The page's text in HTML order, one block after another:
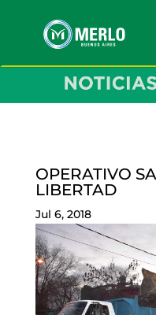
OPERATIVO
LIBERTAD
Jul 6, 2018